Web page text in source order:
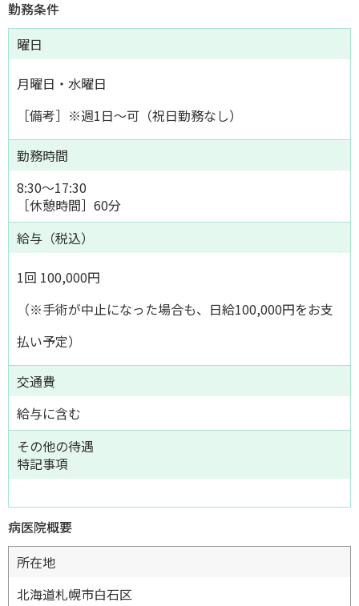
勤務条件
曜日
月曜日・水曜日
［備考］※週1日～可（祝日勤務なし）
勤務時間
8:30〜17:30
［休憩時間］60分
給与（税込）
1回 100,000円
（※手術が中止になった場合も、日給100,000円をお支
払い予定）
交通費
給与に含む
その他の待遇
特記事項
病医院概要
所在地
北海道札幌市白石区